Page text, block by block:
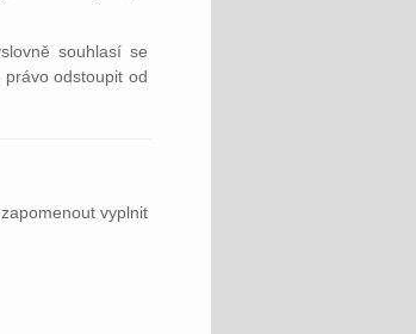
souhlasí se
odstoupit od
vyplnit